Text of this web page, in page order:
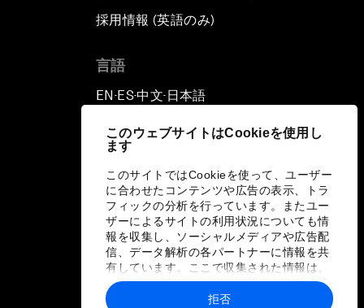
このウェブサイトはCookieを使用し
ます
このサイトではCookieを使って、ユーザー
に合わせたコンテンツや広告の表示、トラ
フィックの分析を行っています。またユー
ザーによるサイトの利用状況についても情
報を収集し、ソーシャルメディアや広告配
信、データ解析の各パートナーに情報を共
有しています。ここで収集された情報は、
ユーザーが各パートナーに提供した他の情
報や各パートナーのサービスを使用した際
拒否
採用情報 (英語のみ)
言語
EN ▪ ES▪中文▪ 日本語